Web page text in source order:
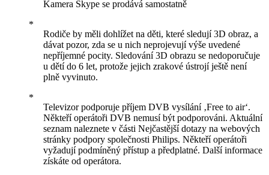
Kamera Skype se prodává samostatně
Rodiče by měli dohlížet na děti, které sledují 3D obraz, a
dávat pozor, zda se u nich neprojevují výše uvedené
nepříjemné pocity. Sledování 3D obrazu se nedoporučuje
u dětí do 6 let, protože jejich zrakové ústrojí ještě není
plně vyvinuto.
Televizor podporuje příjem DVB vysílání ‚Free to air‘.
Někteří operátoři DVB nemusí být podporováni. Aktuální
seznam naleznete v části Nejčastější dotazy na webových
stránky podpory společnosti Philips. Někteří operátoři
vyžadují podmíněný přístup a předplatné. Další informace
získáte od operátora.